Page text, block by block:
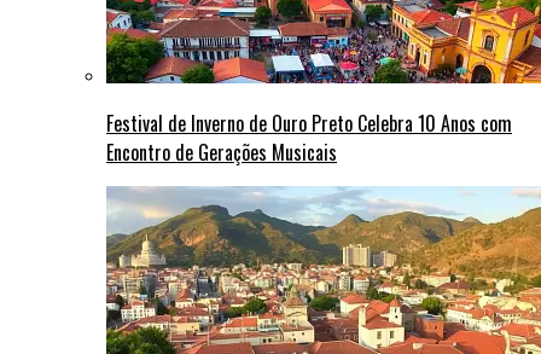
Festival de Inverno de Ouro Preto Celebra 10 Anos com
Encontro de Gerações Musicais